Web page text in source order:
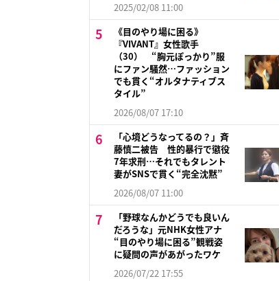
2025/02/08 11:00
《目のやり場に困る》
『VIVANT』女性歌手
（30） “胸元ぽっかり”服
にファン騒然…ファッション
でも貫く“オルタナティブス
タイル”
2026/08/07 17:10
「心境どうなってるの？」斉
藤慎二被告 性的暴行で懲役
7年求刑…それでもタレント
妻がSNSで貫く“完全沈黙”
2026/08/07 11:00
「野球なんかどうでも良いん
だろうな」元NHK女性アナ
“目のやり場に困る”観戦姿
に疑問の声があがったワケ
2026/07/22 17:55